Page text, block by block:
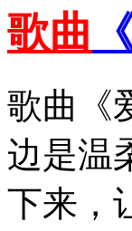
歌曲
歌曲《
边是温
下来，